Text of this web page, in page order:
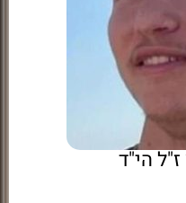
הי"ד